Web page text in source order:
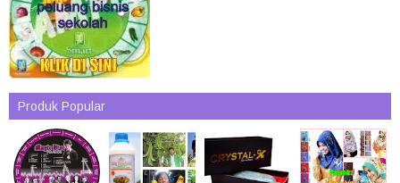
Produk Popular